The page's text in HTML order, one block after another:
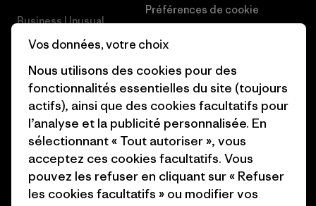
Business Unusual
Objectifs climatiques
1% For The Planet
Comment nous
finançons
Nos magasins
Préférences de cookie
Carrières
Presse et media
Industry program
Programme d’affiliation
Patagonia Belgique Plan du
site
Vos données, votre choix
Nous utilisons des cookies pour des
fonctionnalités essentielles du site (toujours
actifs), ainsi que des cookies facultatifs pour
l’analyse et la publicité personnalisée. En
sélectionnant « Tout autoriser », vous
acceptez ces cookies facultatifs. Vous
pouvez les refuser en cliquant sur « Refuser
les cookies facultatifs » ou modifier vos